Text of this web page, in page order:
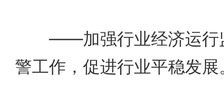
——加强行业经济运行
警工作，促进行业平稳发展